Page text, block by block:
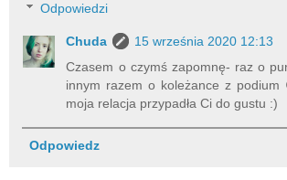
Odpowiedzi
Chuda
15 września 2020 12:13
Czasem o czymś zapomnę- raz o
innym razem o koleżance z
moja relacja przypadła Ci do gustu :)
Odpowiedz